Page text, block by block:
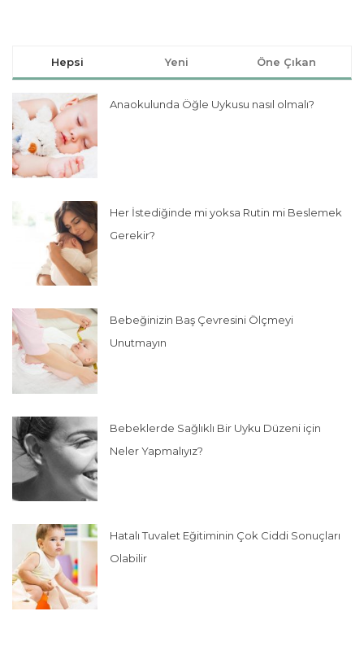
Hepsi Yeni Öne Çıkan
Anaokulunda Öğle Uykusu nasıl olmalı?
Her İstediğinde mi yoksa Rutin mi Beslemek
Gerekir?
Bebeğinizin Baş Çevresini Ölçmeyi
Unutmayın
Bebeklerde Sağlıklı Bir Uyku Düzeni için
Neler Yapmalıyız?
Hatalı Tuvalet Eğitiminin Çok Ciddi Sonuçları
Olabilir